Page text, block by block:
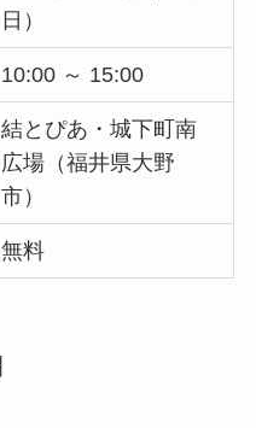
日）
10:00 ～ 15:00
結とぴあ・城下町南
広場（福井県大野
市）
無料